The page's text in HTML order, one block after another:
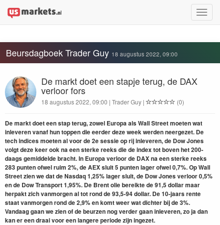
Toggle
Beursdagboek Trader Guy 18 augustus 2022, 09:00
De markt doet een stapje terug, de DAX
verloor fors
18 augustus 2022, 09:00 | Trader Guy | (0)
De markt doet een stap terug, zowel Europa als Wall Street moeten wat
inleveren vanaf hun toppen die eerder deze week werden neergezet. De
tech indices moeten al voor de 2e sessie op rij inleveren, de Dow Jones
volgt deze keer ook na een sterke reeks die de index tot boven het 200-
daags gemiddelde bracht. In Europa verloor de DAX na een sterke reeks
283 punten ofwel ruim 2%, de AEX sluit 5 punten lager ofwel 0,7%. Op Wall
Street zien we dat de Nasdaq 1,25% lager sluit, de Dow Jones verloor 0,5%
en de Dow Transport 1,95%. De Brent olie bereikte de 91,5 dollar maar
herpakt zich vanmorgen al tot rond de 93,5-94 dollar. De 10-jaars rente
staat vanmorgen rond de 2,9% en komt weer wat dichter bij de 3%.
Vandaag gaan we zien of de beurzen nog verder gaan inleveren, zo ja dan
kan er een draai voor een langere periode zijn ingezet.